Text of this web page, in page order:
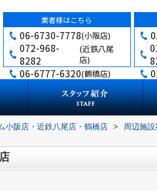
業者様はこちら
06-6730-7778(小阪店)
072-968-
8282
(近鉄八尾
店)
06-6777-6320(鶴橋店)
小阪店・近鉄八尾店・鶴橋店 > 周辺施設